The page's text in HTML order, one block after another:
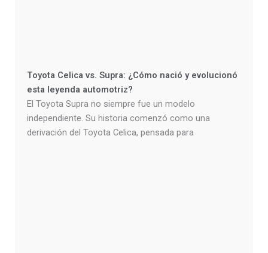
Toyota Celica vs. Supra: ¿Cómo nació y evolucionó
esta leyenda automotriz?
El Toyota Supra no siempre fue un modelo
independiente. Su historia comenzó como una
derivación del Toyota Celica, pensada para